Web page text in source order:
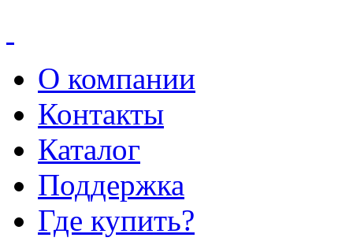
О компании
Контакты
Каталог
Поддержка
Где купить?